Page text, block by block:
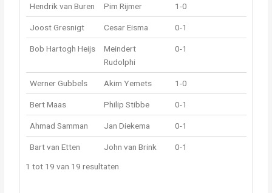
Hendrik van Buren Pim Rijmer 1-0
Joost Gresnigt Cesar Eisma 0-1
Bob Hartogh Heijs
Meindert
Rudolphi
0-1
Werner Gubbels Akim Yemets 1-0
Bert Maas Philip Stibbe 0-1
Ahmad Samman Jan Diekema 0-1
Bart van Etten John van Brink
0-1
1 tot 19 van 19 resultaten